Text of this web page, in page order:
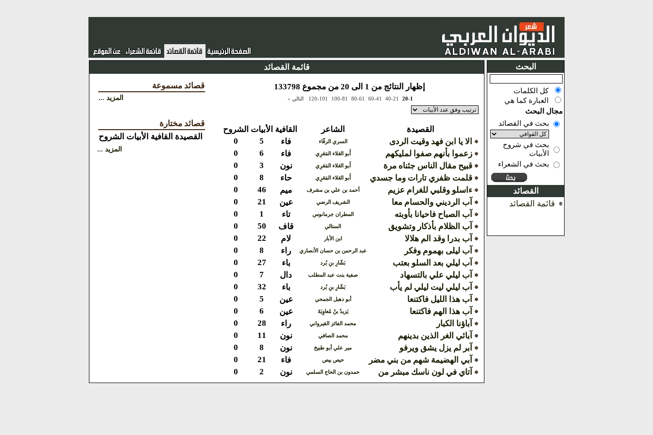
البحث
كل الكلمات
العبارة كما هي
مجال البحث
بحث في القصائد
بحث في شروح
الأبيات
بحث في الشعراء
القصائد
قائمة القصائد
قائمة القصائد
إظهار النتائج من 1 الى 20 من مجموع 133798
20-1
40-21
60-41
80-61
100-81
120-101 التالي »
القصيدة الشاعر القافية الأبيات الشروح
الا يا ابن فهد وقيت الردى
السري الرفّاء فاء 5
0
زعموا بأنهم صفوا لمليكهم
أَبو العَلاء المَعَرِي فاء 6
0
قبيح مقال الناس جئناه مرة
أَبو العَلاء المَعَرِي نون 3
0
قلمت ظفري تارات وما جسدي
أَبو العَلاء المَعَرِي حاء 8
0
ءاسلو وقلبي للغرام عزيم
أحمد بن علي بن مشرف ميم 46
0
آب الرديني والحسام معا
الشريف الرضي عين 21
0
آب الصباح فاحيانا بأوبته
المطران جرمانوس تاء 1
0
آب الظلام بأذكار وتشويق
الستالي قاف 50
0
آب بدرا وقد الم هلالا
ابن الأبار لام 22
0
آب ليلى بهموم وفكر
عبد الرحمن بن حسان الأنصاري راء 8
0
آب ليلي بعد السلو بعتب
بَشّارِ بنِ بُرد باء 27
0
آب ليلي علي بالتسهاد
صفية بنت عبد المطلب دال 7
0
آب ليلي ليت ليلي لم يأب
بَشّارِ بنِ بُرد باء 32
0
آب هذا الليل فاكتنعا
أبو دهبل الجمحي عين 5
0
آب هذا الهم فاكتنعا
يَزيدُ بنُ مُعاوِيَةَ عين 6
0
آباؤنا الكبار
محمد الفائز القيرواني راء 28
0
آبائي الغر الذين بدينهم
محمد الصافي نون 11
0
آبر لم يزل يشق ويرفو
مير علي أبو طبيخ نون 8
0
آبي الهضيمة شهم من بني مضر
حيص بيص فاء 21
0
آتاي في لون ناسك مبشر من
حمدون بن الحاج السلمي نون 2
0
قصائد مسموعة
المزيد ...
قصائد مختارة
القصيدة القافية الأبيات الشروح
المزيد ...